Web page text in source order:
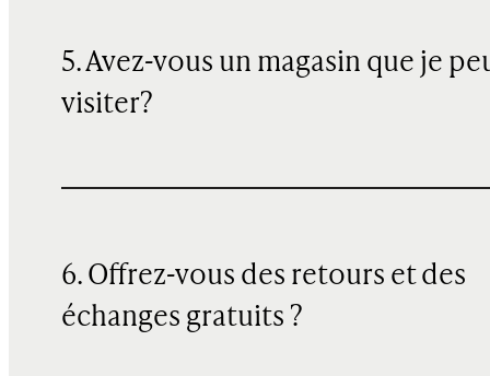
5. Avez-vous un magasin que je
visiter?
6. Offrez-vous des retours et des
échanges gratuits ?